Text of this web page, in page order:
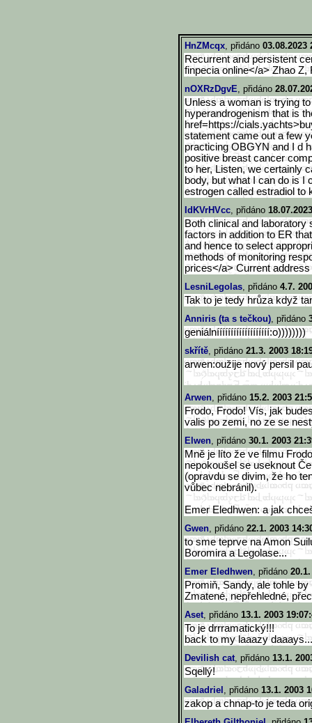
HnZMcqx, přidáno 03.08.2023
Recurrent and persistent
finpecia online</a> Zhao Z,
nOXRzDgvE, přidáno
Unless a woman is trying
hyperandrogenism that is
href=https://cials.yachts>b
statement came out a few
practicing OBGYN and I d
positive breast cancer
to her, Listen, we certainly
body, but what I can do is I
estrogen called estradiol to
IdKVrHVcc, přidáno
Both clinical and laboratory
factors in addition to ER
and hence to select
methods of monitoring
prices</a> Current address
LesniLegolas, přidáno 4.7.
Tak to je tedy hrůza když
Anniris (ta s tečkou), přidáno
geniálnííííííííííííííííííí:o))))))))
skřítě, přidáno 21.3. 2003
arwen:oužije nový persil
Arwen, přidáno 15.2. 2003
Frodo, Frodo! Vís, jak
valis po zemi, no ze se
Elwen, přidáno 30.1. 2003
Mně je líto že ve filmu
nepokoušel se useknout
(opravdu se divim, že ho
vůbec nebránil).
Emer Eledhwen: a jak
Gwen, přidáno 22.1. 2003
to sme teprve na Amon
Boromira a Legolase...
Emer Eledhwen, přidáno
Promiň, Sandy, ale tohle
Zmatené, nepřehledné,
Aset, přidáno 13.1. 2003
To je drrramatický!!!
back to my laaazy
Devilish cat, přidáno 13.1.
Sqellý!
Galadriel , přidáno 13.1. 2003
zakop a chnap-to je teda